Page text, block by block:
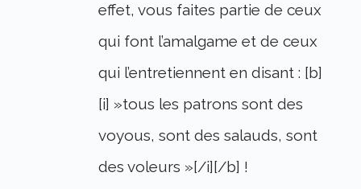
effet, vous faites partie de ceux
qui font l’amalgame et de ceux
qui l’entretiennent en disant : [b]
[i] »tous les patrons sont des
voyous, sont des salauds, sont
des voleurs »[/i][/b] !